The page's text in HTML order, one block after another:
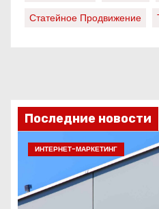
Статейное Продвижение
Последние новости
ИНТЕРНЕТ-МАРКЕТИНГ